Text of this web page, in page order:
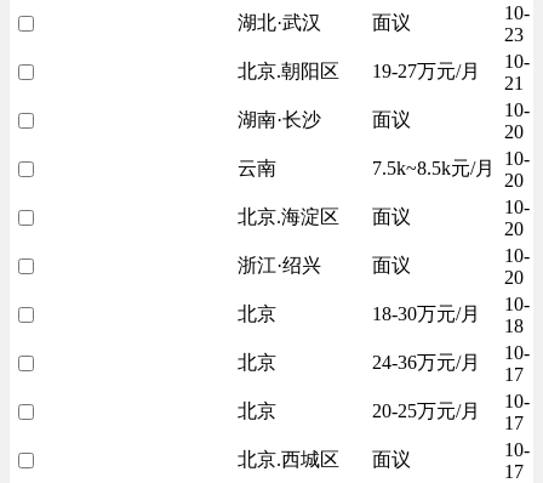
湖北·武汉
面议
10-
23
北京.朝阳区
19-27万元/月
10-
21
湖南·长沙
面议
10-
20
云南
7.5k~8.5k元/月
10-
20
北京.海淀区
面议
10-
20
浙江·绍兴
面议
10-
20
北京
18-30万元/月
10-
18
北京
24-36万元/月
10-
17
北京
20-25万元/月
10-
17
北京.西城区
面议
10-
17